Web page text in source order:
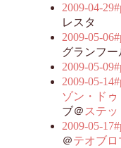
2009-04-
レスタ
2009-05-
グランフー
2009-05-
2009-05-
ゾン・ド
ブ＠ ステ
2009-05-
＠テオブロ